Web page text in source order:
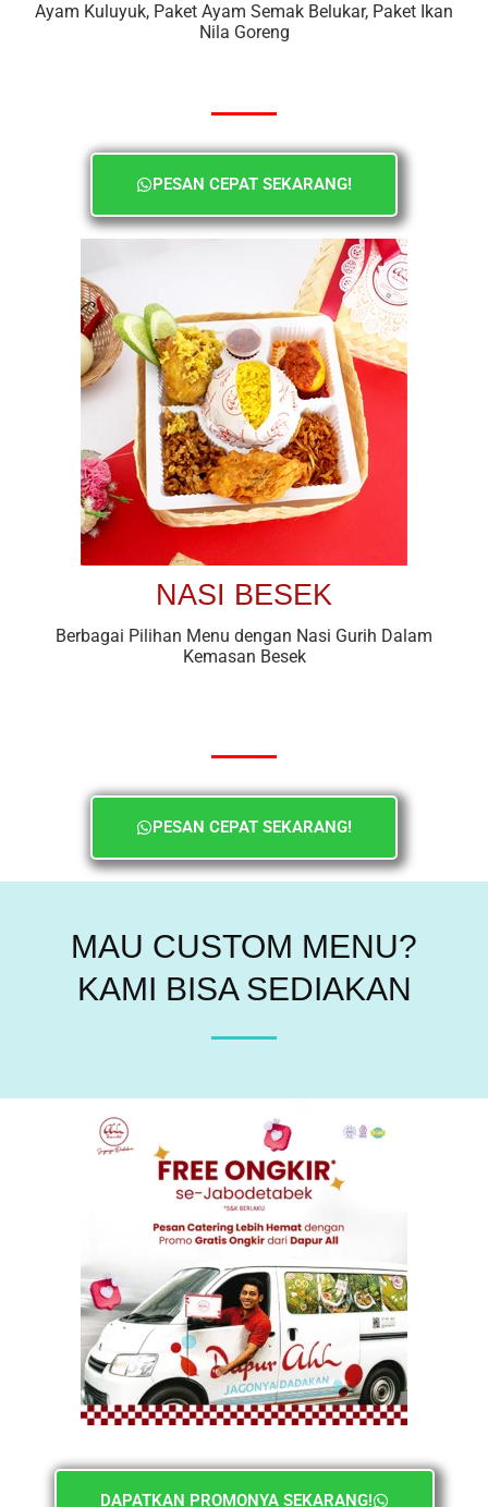
Ayam Kuluyuk, Paket Ayam Semak Belukar, Paket Ikan
Nila Goreng
PESAN CEPAT SEKARANG!
NASI BESEK
Berbagai Pilihan Menu dengan Nasi Gurih Dalam
Kemasan Besek
PESAN CEPAT SEKARANG!
MAU CUSTOM MENU?
KAMI BISA SEDIAKAN
DAPATKAN PROMONYA SEKARANG!